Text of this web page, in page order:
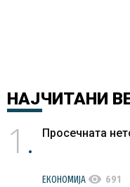
НАЈЧИТАНИ
1 Просечната
ЕКОНОМИЈА visibility 691